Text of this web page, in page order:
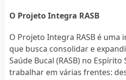
O Projeto Integra RASB
O Projeto Integra RASB é uma
que busca consolidar e
Saúde Bucal (RASB) no
trabalhar em várias frentes: